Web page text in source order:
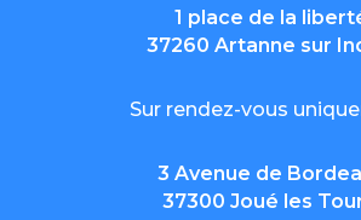
1 place de la
37260 Artanne sur
Sur rendez-vous
3 Avenue de
37300 Joué les